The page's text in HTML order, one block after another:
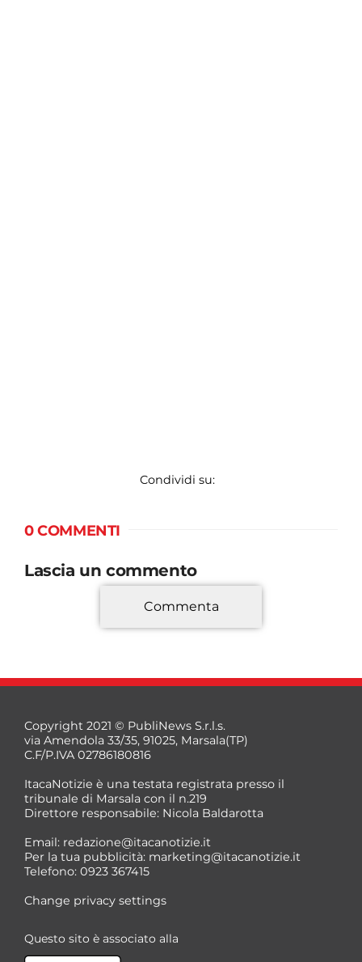
Condividi su:
0 COMMENTI
Lascia un commento
*
*
Commenta
Copyright 2021 © PubliNews S.r.l.s.
via Amendola 33/35, 91025, Marsala(TP)
C.F/P.IVA 02786180816
ItacaNotizie è una testata registrata presso il
tribunale di Marsala con il n.219
Direttore responsabile: Nicola Baldarotta
Email: redazione@itacanotizie.it
Per la tua pubblicità: marketing@itacanotizie.it
Telefono: 0923 367415
Change privacy settings
Questo sito è associato alla